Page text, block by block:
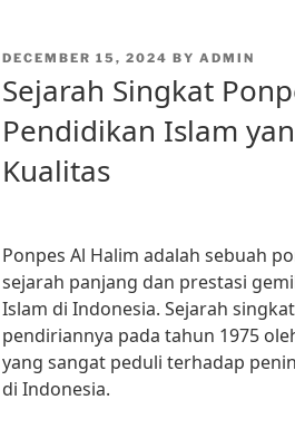
POSTED
DECEMBER 15, 2024 BY ADMIN
Sejarah Singkat
Pendidikan Islam
Kualitas
Ponpes Al Halim adalah sebuah
sejarah panjang dan prestasi
Islam di Indonesia. Sejarah
pendiriannya pada tahun 1975
yang sangat peduli terhadap
di Indonesia.